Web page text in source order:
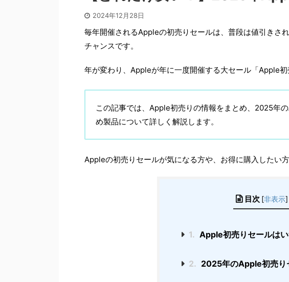
2024年12月28日
毎年開催されるAppleの初売りセールは、普段は値引きさ
チャンスです。
年が変わり、Appleが年に一度開催する大セール「Apple初
この記事では、Apple初売りの情報をまとめ、2025年
め製品について詳しく解説します。
Appleの初売りセールが気になる方や、お得に購入したい
目次 [非表示]
1. Apple初売りセールは
2. 2025年のApple初売り